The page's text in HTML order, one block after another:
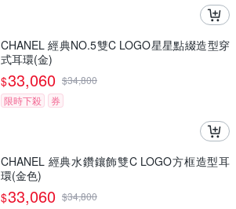
CHANEL 經典NO.5雙C LOGO星星點綴造型穿
式耳環(金)
$33,060 $34,800
限時下殺
券
CHANEL 經典水鑽鑲飾雙C LOGO方框造型耳
環(金色)
$33,060 $34,800